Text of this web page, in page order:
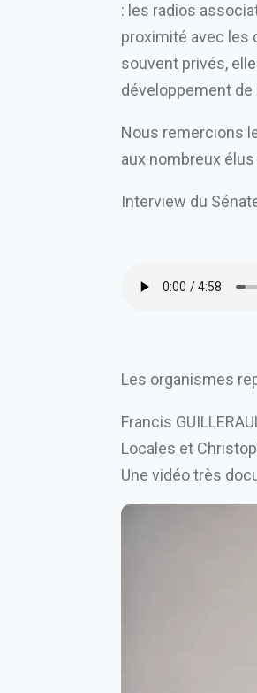
: les radios
proximité avec les
souvent privés,
développement
Nous remercions
aux nombreux
Interview du
Les organismes
Francis
Locales et
Une vidéo très